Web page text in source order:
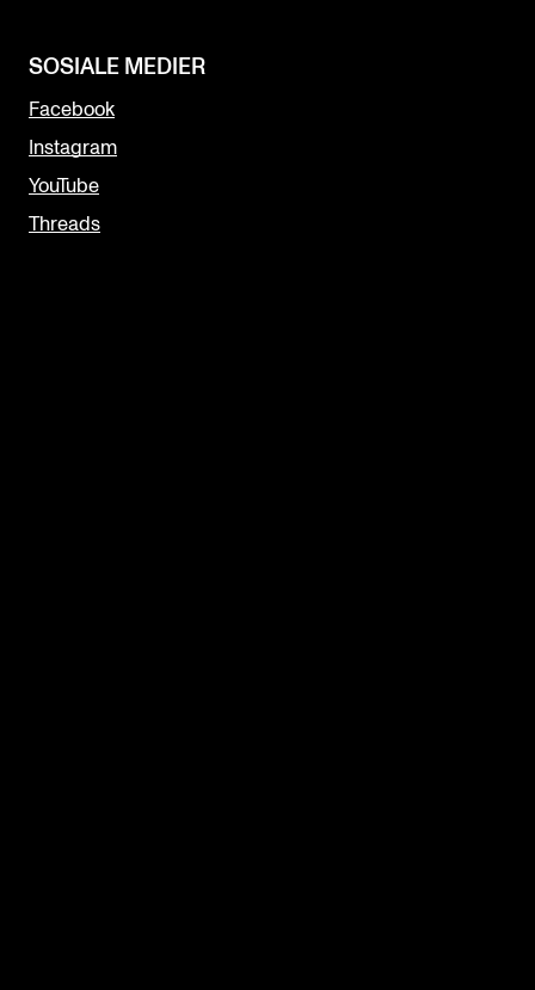
SOSIALE MEDIER
Facebook
Instagram
YouTube
Threads